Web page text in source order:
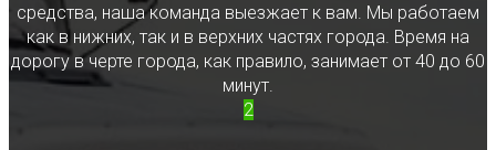
средства, наша команда выезжает к вам. Мы работаем
как в нижних, так и в верхних частях города. Время на
дорогу в черте города, как правило, занимает от 40 до 60
минут.
2